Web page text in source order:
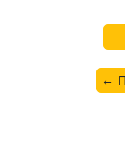
←